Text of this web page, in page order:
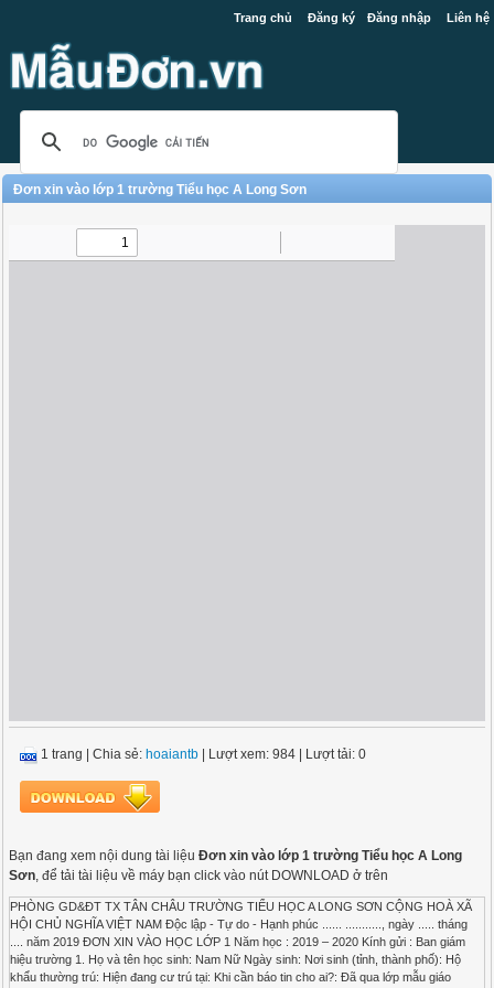
Trang chủ Đăng ký Đăng nhập Liên hệ
Đơn xin vào lớp 1 trường Tiểu học A Long Sơn
1 trang |Chia sẻ: hoaiantb | Lượt xem: 984 | Lượt tải: 0
Bạn đang xem nội dung tài liệuĐơn xin vào lớp 1 trường Tiểu học A Long
Sơn, để tải tài liệu về máy bạn click vào nút DOWNLOAD ở trên
PHÒNG GD&ĐT TX TÂN CHÂU TRƯỜNG TIỂU HỌC A LONG SƠN CỘNG HOÀ XÃ
HỘI CHỦ NGHĨA VIỆT NAM Độc lập - Tự do - Hạnh phúc ...... ..........., ngày ..... tháng
.... năm 2019 ĐƠN XIN VÀO HỌC LỚP 1 Năm học : 2019 – 2020 Kính gửi : Ban giám
hiệu trường 1. Họ và tên học sinh: Nam Nữ Ngày sinh: Nơi sinh (tỉnh, thành phố): Hộ
khẩu thường trú: Hiện đang cư trú tại: Khi cần báo tin cho ai?: Đã qua lớp mẫu giáo